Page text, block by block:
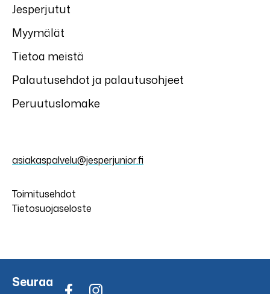
Jesperjutut
Myymälät
Tietoa meistä
Palautusehdot ja palautusohjeet
Peruutuslomake
asiakaspalvelu@jesperjunior.fi
Toimitusehdot
Tietosuojaseloste
Seuraa